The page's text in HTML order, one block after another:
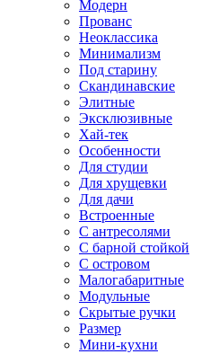
Модерн
Прованс
Неоклассика
Минимализм
Под старину
Скандинавские
Элитные
Эксклюзивные
Хай-тек
Особенности
Для студии
Для хрущевки
Для дачи
Встроенные
С антресолями
С барной стойкой
С островом
Малогабаритные
Модульные
Скрытые ручки
Размер
Мини-кухни